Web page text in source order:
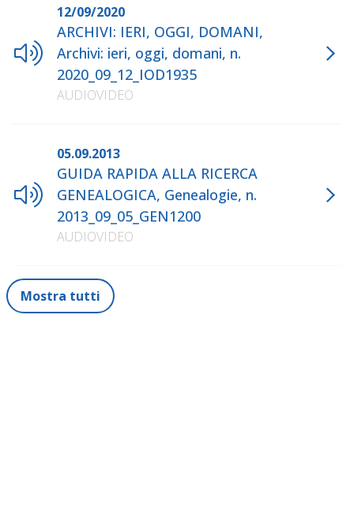
12/09/2020
ARCHIVI: IERI, OGGI, DOMANI,
Archivi: ieri, oggi, domani, n.
2020_09_12_IOD1935
AUDIOVIDEO
05.09.2013
GUIDA RAPIDA ALLA RICERCA
GENEALOGICA, Genealogie, n.
2013_09_05_GEN1200
AUDIOVIDEO
Mostra tutti